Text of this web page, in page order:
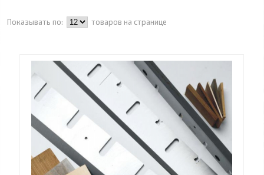
Показывать по: товаров на странице